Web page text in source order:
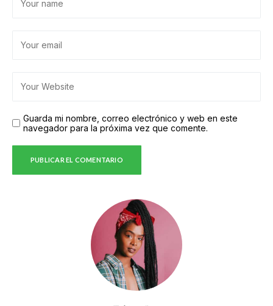
Guarda mi nombre, correo electrónico y web en este
navegador para la próxima vez que comente.